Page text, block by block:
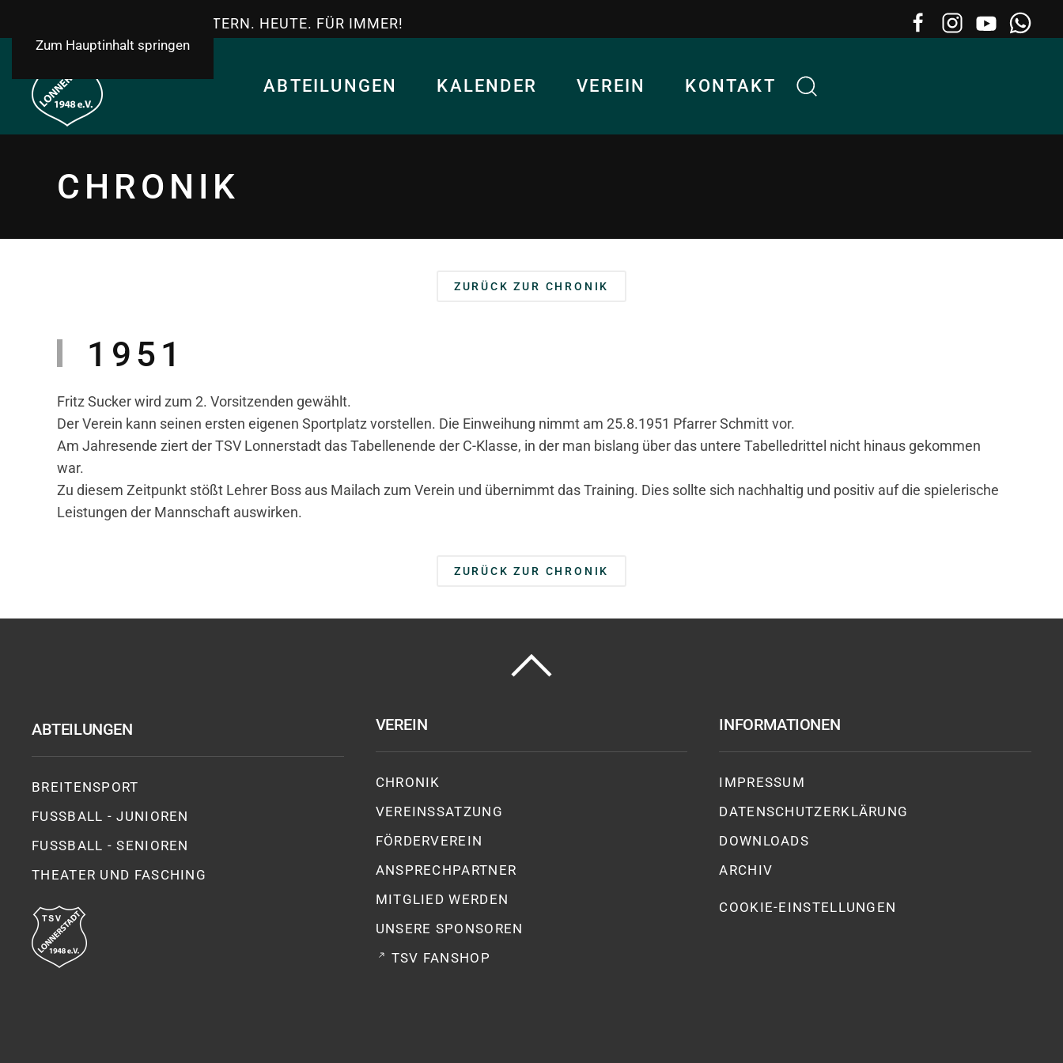
Zum Hauptinhalt springen
TSV LONNERSTADT - GESTERN. HEUTE. FÜR IMMER!
ABTEILUNGEN KALENDER VEREIN KONTAKT
CHRONIK
ZURÜCK ZUR CHRONIK
1951
Fritz Sucker wird zum 2. Vorsitzenden gewählt.
Der Verein kann seinen ersten eigenen Sportplatz vorstellen. Die Einweihung nimmt am 25.8.1951 Pfarrer Schmitt vor.
Am Jahresende ziert der TSV Lonnerstadt das Tabellenende der C-Klasse, in der man bislang über das untere Tabelledrittel nicht hinaus gekommen
war.
Zu diesem Zeitpunkt stößt Lehrer Boss aus Mailach zum Verein und übernimmt das Training. Dies sollte sich nachhaltig und positiv auf die spielerische
Leistungen der Mannschaft auswirken.
ZURÜCK ZUR CHRONIK
ABTEILUNGEN
BREITENSPORT
FUSSBALL - JUNIOREN
FUSSBALL - SENIOREN
THEATER UND FASCHING
VEREIN
CHRONIK
VEREINSSATZUNG
FÖRDERVEREIN
ANSPRECHPARTNER
MITGLIED WERDEN
UNSERE SPONSOREN
TSV FANSHOP
INFORMATIONEN
IMPRESSUM
DATENSCHUTZ­ERKLÄRUNG
DOWNLOADS
ARCHIV
COOKIE-EINSTELLUNGEN